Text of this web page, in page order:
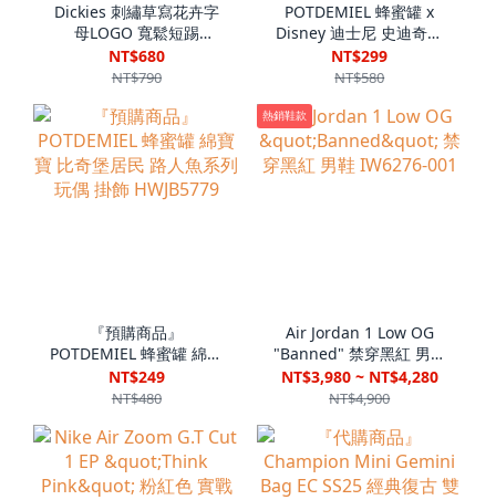
Dickies 刺繡草寫花卉字
母LOGO 寬鬆短踢
DKU262NKT597
NT$680
NT$790
POTDEMIEL 蜂蜜罐 x
Disney 迪士尼 史迪奇暖
冬巧克力 絨毛玩偶 掛飾
stitch0011
NT$299
NT$580
『預購商品』
POTDEMIEL 蜂蜜罐 綿寶
寶 比奇堡居民 路人魚系
列 玩偶 掛飾 HWJB5779
NT$249
NT$480
熱銷鞋款
Air Jordan 1 Low OG
"Banned" 禁穿黑紅 男鞋
IW6276-001
NT$3,980 ~ NT$4,280
NT$4,900